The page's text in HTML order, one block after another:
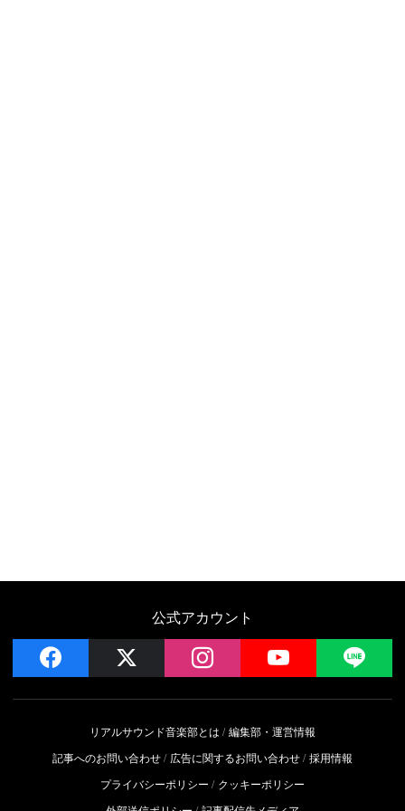
公式アカウント
facebook instagram YouTube
リアルサウンド音楽部とは
編集部・運営情報
記事へのお問い合わせ
広告に関するお問い合わせ 採用情報
プライバシーポリシー
クッキーポリシー